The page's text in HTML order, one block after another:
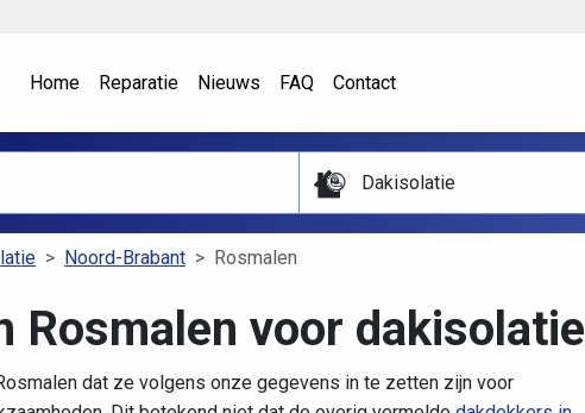
Home Reparatie Nieuws FAQ Contact
Dakisolatie
Noord-Brabant Rosmalen
Rosmalen voor dakisolatie
dat ze volgens onze gegevens in te zetten zijn voor